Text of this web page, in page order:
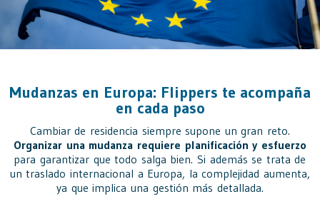
Mudanzas en Europa: Flippers te acompaña
en cada paso
Cambiar de residencia siempre supone un gran reto.
Organizar una mudanza requiere planificación y esfuerzo
para garantizar que todo salga bien. Si además se trata de
un traslado internacional a Europa, la complejidad aumenta,
ya que implica una gestión más detallada.